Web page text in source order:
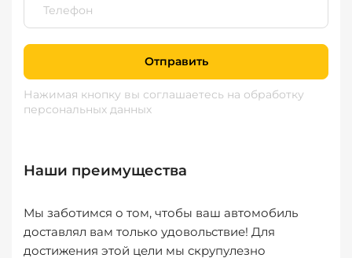
Отправить
Нажимая кнопку вы соглашаетесь на обработку
персональных данных
Наши преимущества
Мы заботимся о том, чтобы ваш автомобиль
доставлял вам только удовольствие! Для
достижения этой цели мы скрупулезно